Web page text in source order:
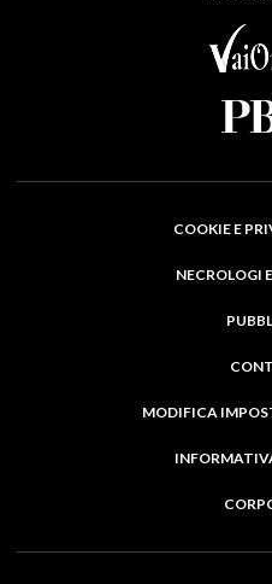
COOKIE E
NECROLOGI
MODIFICA